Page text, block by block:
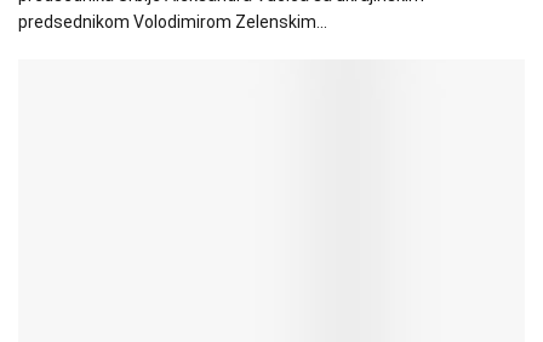
predsednikom Volodimirom Zelenskim...